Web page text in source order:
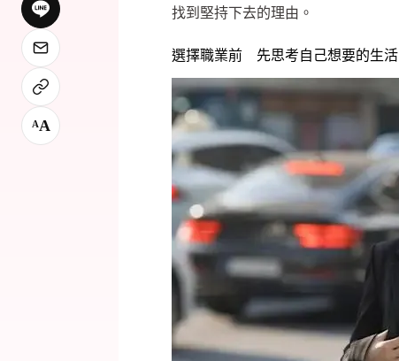
找到堅持下去的理由。
選擇職業前 先思考自己想要的生活
AA